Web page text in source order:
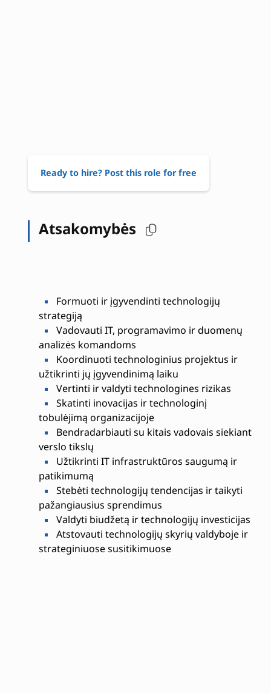
Ready to hire? Post this role for free
Atsakomybės
Formuoti ir įgyvendinti technologijų
strategiją
Vadovauti IT, programavimo ir duomenų
analizės komandoms
Koordinuoti technologinius projektus ir
užtikrinti jų įgyvendinimą laiku
Vertinti ir valdyti technologines rizikas
Skatinti inovacijas ir technologinį
tobulėjimą organizacijoje
Bendradarbiauti su kitais vadovais siekiant
verslo tikslų
Užtikrinti IT infrastruktūros saugumą ir
patikimumą
Stebėti technologijų tendencijas ir taikyti
pažangiausius sprendimus
Valdyti biudžetą ir technologijų investicijas
Atstovauti technologijų skyrių valdyboje ir
strateginiuose susitikimuose